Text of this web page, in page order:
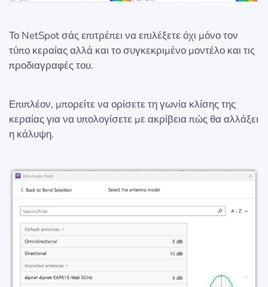
Το NetSpot σάς επιτρέπει να επιλέξετε όχι μόνο τον
τύπο κεραίας αλλά και το συγκεκριμένο μοντέλο και τις
προδιαγραφές του.
Επιπλέον, μπορείτε να ορίσετε τη γωνία κλίσης της
κεραίας για να υπολογίσετε με ακρίβεια πώς θα αλλάξει
η κάλυψη.